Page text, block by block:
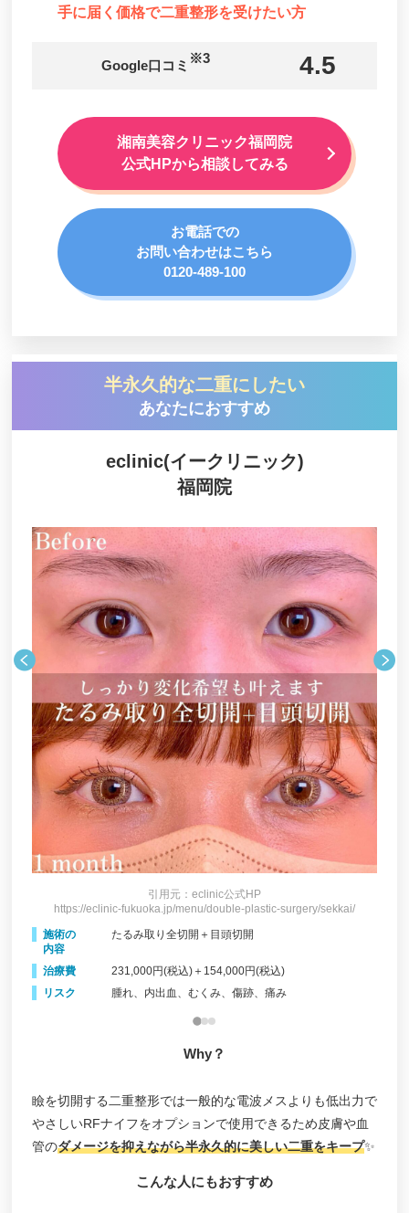
手に届く価格で二重整形を受けたい方
Google口コミ ※3 4.5
湘南美容クリニック福岡院
公式HPから相談してみる
お電話での
お問い合わせはこちら
0120-489-100
半永久的な二重にしたい
あなたにおすすめ
eclinic(イークリニック)
福岡院
引用元：eclinic公式HP
https://eclinic-fukuoka.jp/menu/double-plastic-surgery/sekkai/
施術の
内容
たるみ取り全切開＋目頭切開
治療費
231,000円(税込)＋154,000円(税込)
リスク
腫れ、内出血、むくみ、傷跡、痛み
Why？
瞼を切開する二重整形では一般的な電波メスよりも低出力で
やさしいRFナイフをオプションで使用できるため皮膚や血
管のダメージを抑えながら半永久的に美しい二重をキープ✨
こんな人にもおすすめ